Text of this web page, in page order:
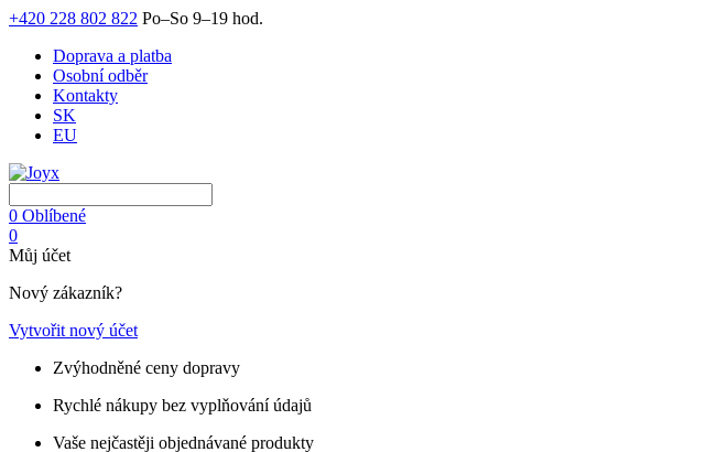
+420 228 802 822 Po–So 9–19 hod.
Doprava a platba
Osobní odběr
Kontakty
SK
EU
0 Oblíbené
0
Můj účet
Nový zákazník?
Vytvořit nový účet
Zvýhodněné ceny dopravy
Rychlé nákupy bez vyplňování údajů
Vaše nejčastěji objednávané produkty